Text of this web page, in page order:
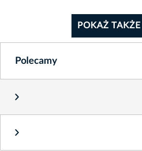
POKAŻ TAKŻE
Polecamy